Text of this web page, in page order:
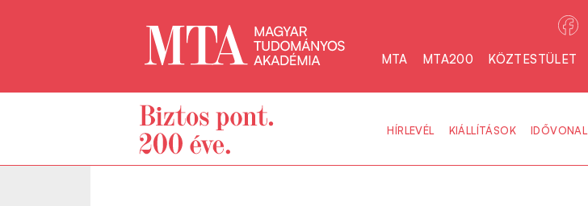
MTA MTA200 KÖZTESTÜLET
HÍRLEVÉL KIÁLLÍTÁSOK IDŐVONAL